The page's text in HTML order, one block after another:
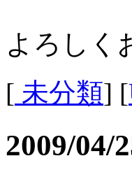
よろしく
[ 未分類] [
2009/